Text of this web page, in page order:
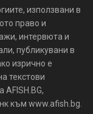
използвани в
право и
интервюта и
публикувани в
изрично е
текстови
към www.afish.bg.